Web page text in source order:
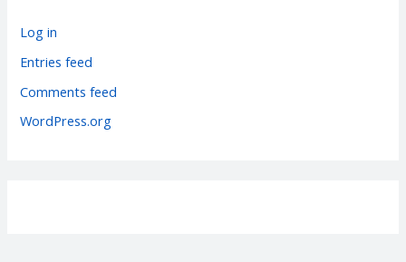
r
i
Log in
Entries feed
Comments feed
WordPress.org